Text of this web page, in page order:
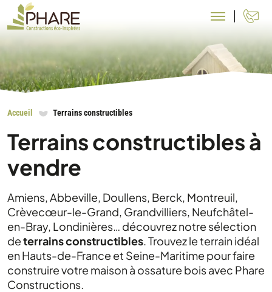
Accueil Terrains constructibles
Terrains constructibles à
vendre
Amiens, Abbeville, Doullens, Berck, Montreuil,
Crèvecœur-le-Grand, Grandvilliers, Neufchâtel-
en-Bray, Londinières… découvrez notre sélection
deterrains constructibles. Trouvez le terrain idéal
en Hauts-de-France et Seine-Maritime pour faire
construire votre maison à ossature bois avec Phare
Constructions.